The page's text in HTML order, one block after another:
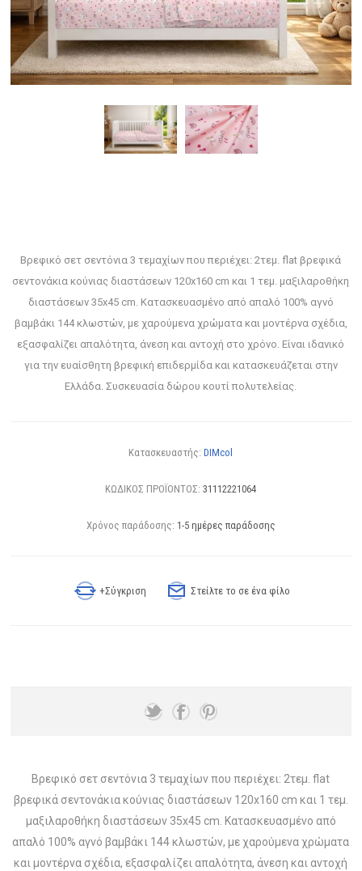
Βρεφικό σετ σεντόνια 3 τεμαχίων που περιέχει: 2τεμ. flat βρεφικά
σεντονάκια κούνιας διαστάσεων 120x160 cm και 1 τεμ. μαξιλαροθήκη
διαστάσεων 35x45 cm. Κατασκευασμένο από απαλό 100% αγνό
βαμβάκι 144 κλωστών, με χαρούμενα χρώματα και μοντέρνα σχέδια,
εξασφαλίζει απαλότητα, άνεση και αντοχή στο χρόνο. Είναι ιδανικό
για την ευαίσθητη βρεφική επιδερμίδα και κατασκευάζεται στην
Ελλάδα. Συσκευασία δώρου κουτί πολυτελείας.
Κατασκευαστής: DIMcol
ΚΩΔΙΚΟΣ ΠΡΟΪΟΝΤΟΣ: 31112221064
Χρόνος παράδοσης: 1-5 ημέρες παράδοσης
+Σύγκριση Στείλτε το σε ένα φίλο
Βρεφικό σετ σεντόνια 3 τεμαχίων που περιέχει: 2τεμ. flat
βρεφικά σεντονάκια κούνιας διαστάσεων 120x160 cm και 1 τεμ.
μαξιλαροθήκη διαστάσεων 35x45 cm. Κατασκευασμένο από
απαλό 100% αγνό βαμβάκι 144 κλωστών, με χαρούμενα χρώματα
και μοντέρνα σχέδια, εξασφαλίζει απαλότητα, άνεση και αντοχή